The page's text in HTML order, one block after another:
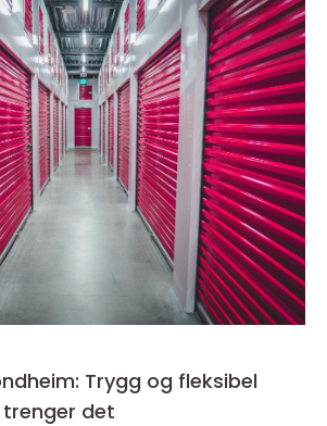
Trygg og fleksibel
det